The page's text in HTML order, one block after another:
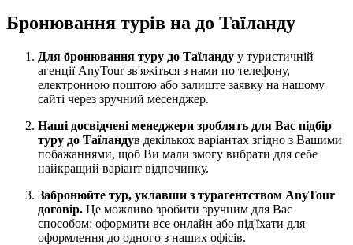
Бронювання турів на до Таїланду
Для бронювання туру до Таїланду у туристичній
агенції AnyTour зв'яжіться з нами по телефону,
електронною поштою або залиште заявку на нашому
сайті через зручний месенджер.
Наші досвідчені менеджери зроблять для Вас підбір
туру до Таїландув декількох варіантах згідно з Вашими
побажаннями, щоб Ви мали змогу вибрати для себе
найкращий варіант відпочинку.
Забронюйте тур, уклавши з турагентством AnyTour
договір. Це можливо зробити зручним для Вас
способом: оформити все онлайн або під'їхати для
оформлення до одного з наших офісів.